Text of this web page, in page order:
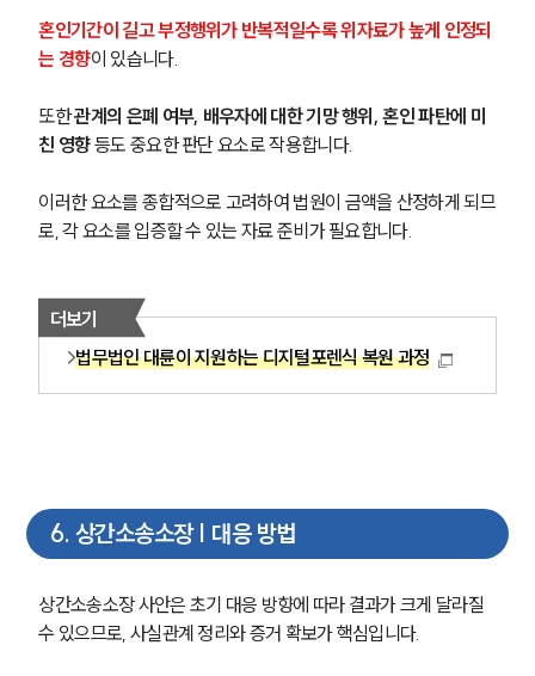
법률 블로그
법률서식
뉴스레터/브로슈어
대륜법률상담예약
혼인기간이 길고 부정행위가 반복적일수록 위자료가 높게 인정되
는 경향이 있습니다.
또한 관계의 은폐 여부, 배우자에 대한 기망 행위, 혼인 파탄에 미
친 영향 등도 중요한 판단 요소로 작용합니다.
이러한 요소를 종합적으로 고려하여 법원이 금액을 산정하게 되므
로, 각 요소를 입증할 수 있는 자료 준비가 필요합니다.
더보기
법무법인 대륜이 지원하는 디지털포렌식 복원 과정
6. 상간소송소장 | 대응 방법
상간소송소장 사안은 초기 대응 방향에 따라 결과가 크게 달라질
수 있으므로, 사실관계 정리와 증거 확보가 핵심입니다.